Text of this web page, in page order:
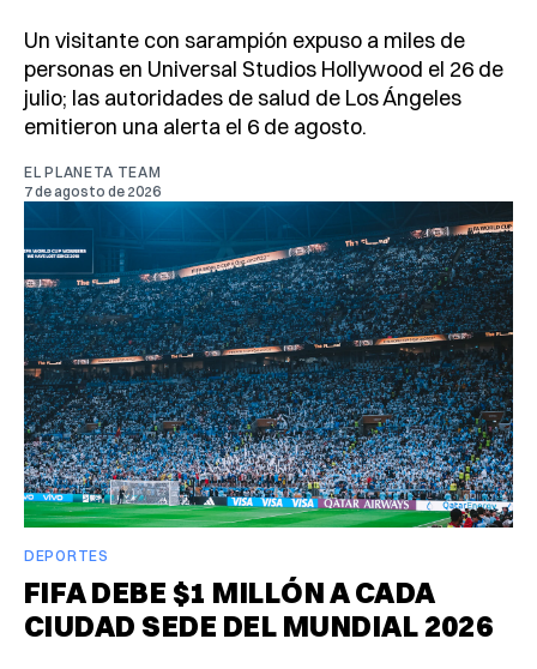
Un visitante con sarampión expuso a miles de
personas en Universal Studios Hollywood el 26 de
julio; las autoridades de salud de Los Ángeles
emitieron una alerta el 6 de agosto.
EL PLANETA TEAM
7 de agosto de 2026
DEPORTES
FIFA DEBE $1 MILLÓN A CADA
CIUDAD SEDE DEL MUNDIAL 2026